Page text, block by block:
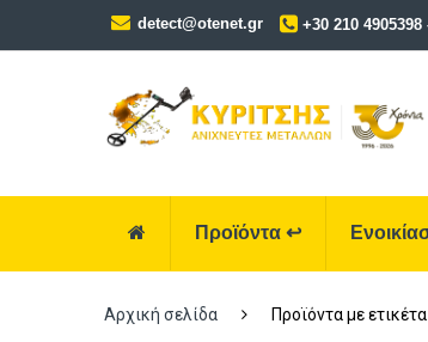
detect@otenet.gr +30 210 4905398
Προϊόντα ↩
Αρχική σελίδα Προϊόντα με